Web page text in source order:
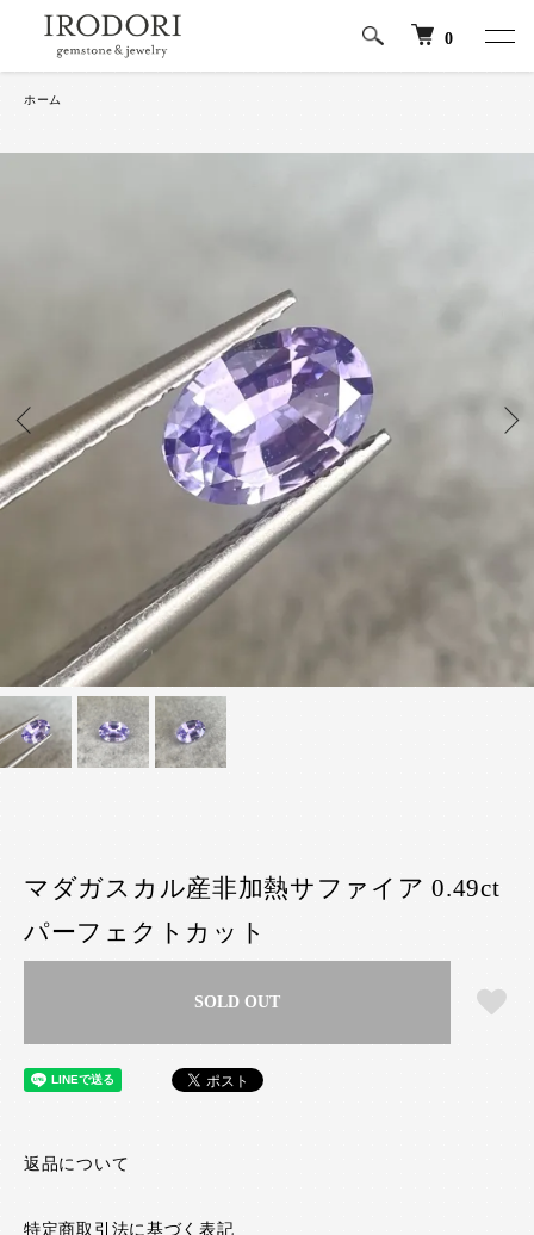
0
ホーム
マダガスカル産非加熱サファイア 0.49ct
パーフェクトカット
SOLD OUT
返品について
特定商取引法に基づく表記